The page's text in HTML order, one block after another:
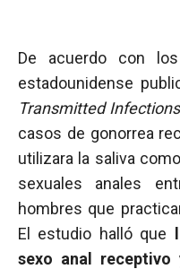
De acuerdo con
estadounidense
Transmitted Infections
casos de gonorrea
utilizara la saliva
sexuales anales
hombres que
El estudio halló que
sexo anal